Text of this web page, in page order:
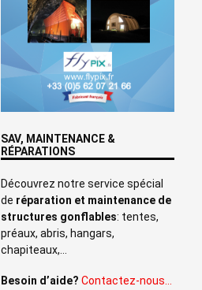
SAV, MAINTENANCE &
RÉPARATIONS
Découvrez notre service spécial
de réparation et maintenance de
structures gonflables: tentes,
préaux, abris, hangars,
chapiteaux,…
Besoin d’aide? Contactez-nous…